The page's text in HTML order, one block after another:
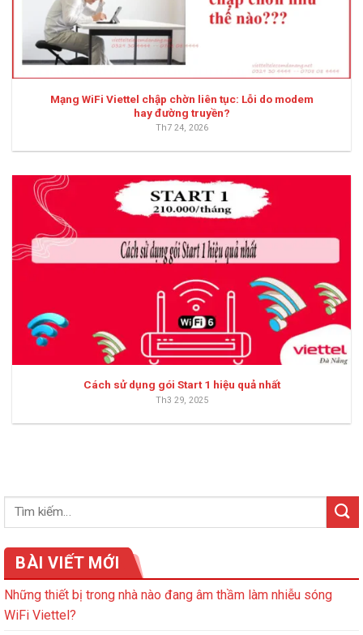
Mạng WiFi Viettel chập chờn liên tục: Lỗi do modem
hay đường truyền?
Th7 24, 2026
Cách sử dụng gói Start 1 hiệu quả nhất
Th3 29, 2025
BÀI VIẾT MỚI
Những thiết bị trong nhà nào đang âm thầm làm nhiễu sóng
WiFi Viettel?